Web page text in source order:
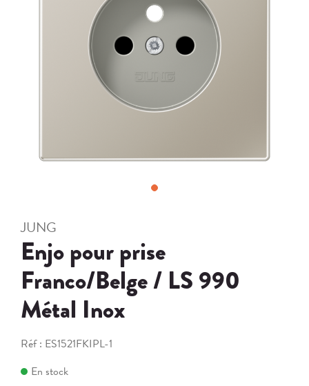
JUNG
Enjo pour prise
Franco/Belge / LS 990
Métal Inox
Réf : ES1521FKIPL-1
En stock